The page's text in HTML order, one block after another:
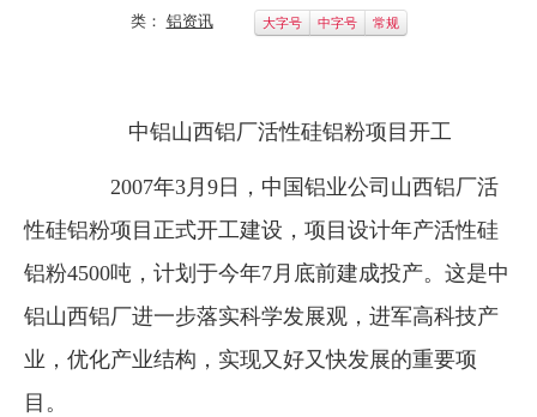
党建工作
企业文化
行情报价
类： 铝资讯 大字号 中字号 常规
中铝山西铝厂活性硅铝粉项目开工
2007年3月9日，中国铝业公司山西铝厂活
性硅铝粉项目正式开工建设，项目设计年产活性硅
铝粉4500吨，计划于今年7月底前建成投产。这是中
铝山西铝厂进一步落实科学发展观，进军高科技产
业，优化产业结构，实现又好又快发展的重要项
目。